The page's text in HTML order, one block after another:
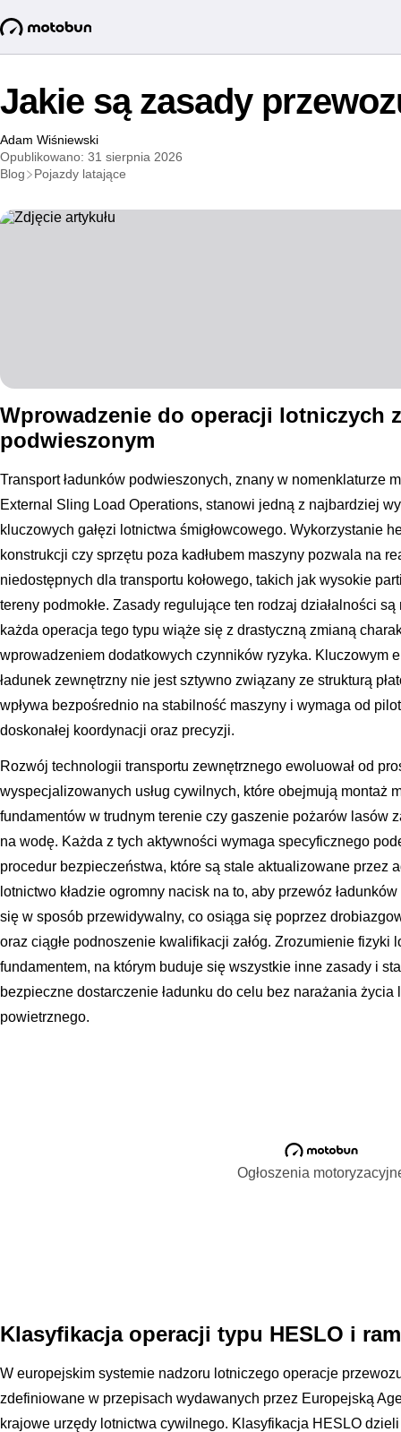
Jakie są zasady
Adam Wiśniewski
Opublikowano: 31 sierpnia 2026
Blog
Pojazdy latające
Wprowadzenie do operacji lotniczych
podwieszonym
Transport ładunków podwieszonych, znany w nomenklaturze
External Sling Load Operations, stanowi jedną z najbardziej
kluczowych gałęzi lotnictwa śmigłowcowego. Wykorzystanie
konstrukcji czy sprzętu poza kadłubem maszyny pozwala na
niedostępnych dla transportu kołowego, takich jak wysokie
tereny podmokłe. Zasady regulujące ten rodzaj działalności
każda operacja tego typu wiąże się z drastyczną zmianą
wprowadzeniem dodatkowych czynników ryzyka. Kluczowym
ładunek zewnętrzny nie jest sztywno związany ze strukturą
wpływa bezpośrednio na stabilność maszyny i wymaga od
doskonałej koordynacji oraz precyzji.
Rozwój technologii transportu zewnętrznego ewoluował od
wyspecjalizowanych usług cywilnych, które obejmują montaż
fundamentów w trudnym terenie czy gaszenie pożarów lasów
na wodę. Każda z tych aktywności wymaga specyficznego
procedur bezpieczeństwa, które są stale aktualizowane przez
lotnictwo kładzie ogromny nacisk na to, aby przewóz
się w sposób przewidywalny, co osiąga się poprzez
oraz ciągłe podnoszenie kwalifikacji załóg. Zrozumienie fizyki
fundamentem, na którym buduje się wszystkie inne zasady i
bezpieczne dostarczenie ładunku do celu bez narażania
powietrznego.
Ogłoszenia
Klasyfikacja operacji typu HESLO i
W europejskim systemie nadzoru lotniczego operacje
zdefiniowane w przepisach wydawanych przez Europejską
krajowe urzędy lotnictwa cywilnego. Klasyfikacja HESLO